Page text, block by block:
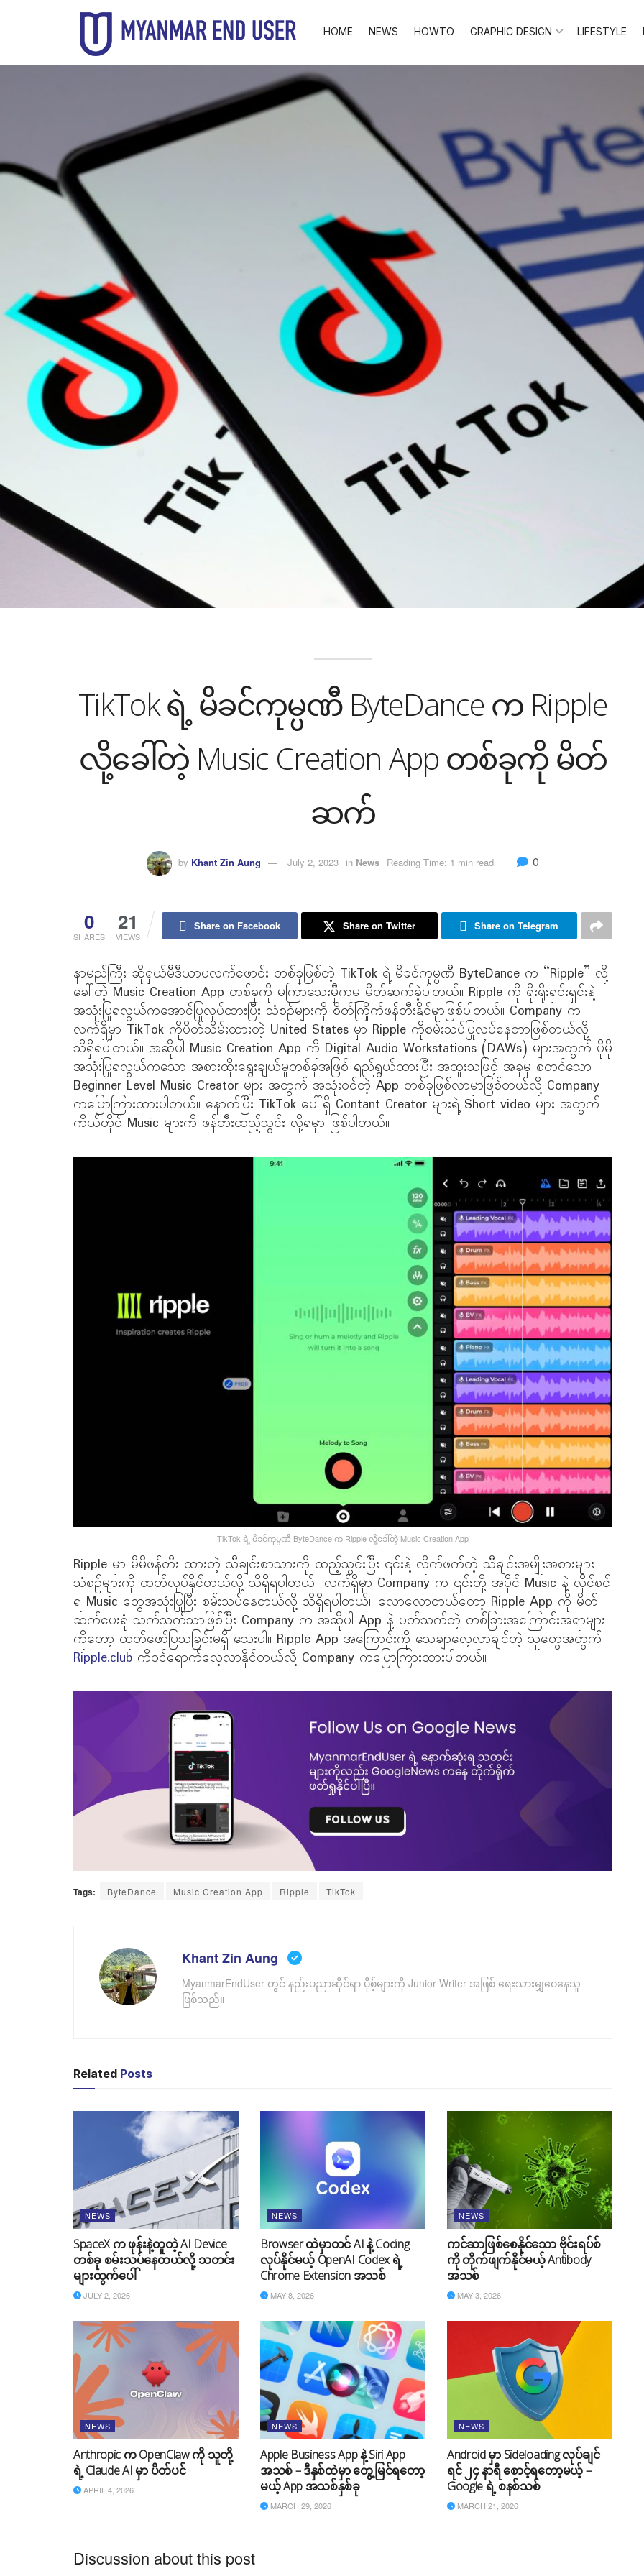
HOME NEWS HOWTO GRAPHIC DESIGN LIFESTYLE
TikTok ရဲ့ မိခင်ကုမ္ပဏီ ByteDance က Ripple
လို့ခေါ်တဲ့ Music Creation App တစ်ခုကို မိတ်
ဆက်
by Khant Zin Aung July 2, 2023 in News Reading Time: 1 min read 0
0
SHARES
21
VIEWS
Share on Facebook Share on Twitter Share on Telegram
နာမည်ကြီး ဆိုရှယ်မီဒီယာပလက်ဖောင်း တစ်ခုဖြစ်တဲ့ TikTok ရဲ့ မိခင်ကုမ္ပဏီ ByteDance က “Ripple” လို့
ခေါ်တဲ့ Music Creation App တစ်ခုကို မကြာသေးမှီကမှ မိတ်ဆက်ခဲ့ပါတယ်။ Ripple ကို ရိုးရိုးရှင်းရှင်းနဲ့
အသုံးပြုရလွယ်ကူအောင်ပြုလုပ်ထားပြီး သံစဉ်များကို စိတ်ကြိုက်ဖန်တီးနိုင်မှာဖြစ်ပါတယ်။ Company က
လက်ရှိမှာ TikTok ကိုပိတ်သိမ်းထားတဲ့ United States မှာ Ripple ကိုစမ်းသပ်ပြုလုပ်နေတာဖြစ်တယ်လို့
သိရှိရပါတယ်။ အဆိုပါ Music Creation App ကို Digital Audio Workstations (DAWs) များအတွက် ပိုမို
အသုံးပြုရလွယ်ကူသော အစားထိုးရွေးချယ်မှုတစ်ခုအဖြစ် ရည်ရွယ်ထားပြီး အထူးသဖြင့် အခုမှ စတင်သော
Beginner Level Music Creator များ အတွက် အသုံးဝင်တဲ့ App တစ်ခုဖြစ်လာမှာဖြစ်တယ်လို့ Company
ကပြောကြားထားပါတယ်။ နောက်ပြီး TikTok ပေါ်ရှိ Contant Creator များရဲ့ Short video များ အတွက်
ကိုယ်တိုင် Music များကို ဖန်တီးထည့်သွင်း လို့ရမှာ ဖြစ်ပါတယ်။
TikTok ရဲ့ မိခင်ကုမ္ပဏီ ByteDance က Ripple လို့ခေါ်တဲ့ Music Creation App
Ripple မှာ မိမိဖန်တီး ထားတဲ့ သီချင်းစာသားကို ထည့်သွင်းပြီး ၎င်းနဲ့ လိုက်ဖက်တဲ့ သီချင်းအမျိုးအစားများ
သံစဉ်များကို ထုတ်လုပ်နိုင်တယ်လို့ သိရှိရပါတယ်။ လက်ရှိမှာ Company က ၎င်းတို့ အပိုင် Music နဲ့ လိုင်စင်
ရ Music တွေအသုံးပြုပြီး စမ်းသပ်နေတယ်လို့ သိရှိရပါတယ်။ လောလောတယ်တော့ Ripple App ကို မိတ်
ဆက်ပေးရုံ သက်သက်သာဖြစ်ပြီး Company က အဆိုပါ App နဲ့ ပတ်သက်တဲ့ တစ်ခြားအကြောင်းအရာများ
ကိုတော့ ထုတ်ဖော်ပြသခြင်းမရှိ သေးပါ။ Ripple App အကြောင်းကို သေချာလေ့လာချင်တဲ့ သူတွေအတွက်
Ripple.club ကိုဝင်ရောက်လေ့လာနိုင်တယ်လို့ Company ကပြောကြားထားပါတယ်။
Tags: ByteDance Music Creation App Ripple TikTok
Khant Zin Aung
MyanmarEndUser တွင် နည်းပညာဆိုင်ရာ ပိုစ့်များကို Junior Writer အဖြစ် ရေးသားမျှဝေနေသူ
ဖြစ်သည်။
Related Posts
NEWS
SpaceX က ဖုန်းနဲ့တူတဲ့ AI Device
တစ်ခု စမ်းသပ်နေတယ်လို့ သတင်း
များထွက်ပေါ်
JULY 2, 2026
NEWS
Browser ထဲမှာတင် AI နဲ့ Coding
လုပ်နိုင်မယ့် OpenAI Codex ရဲ့
Chrome Extension အသစ်
MAY 8, 2026
NEWS
ကင်ဆာဖြစ်စေနိုင်သော ဗိုင်းရပ်စ်
ကို တိုက်ဖျက်နိုင်မယ့် Antibody
အသစ်
MAY 3, 2026
NEWS
Anthropic က OpenClaw ကို သူတို့
ရဲ့ Claude AI မှာ ပိတ်ပင်
APRIL 4, 2026
NEWS
Apple Business App နဲ့ Siri App
အသစ် – ဒီနှစ်ထဲမှာ တွေ့မြင်ရတော့
မယ့် App အသစ်နှစ်ခု
MARCH 29, 2026
NEWS
Android မှာ Sideloading လုပ်ချင်
ရင် ၂၄ နာရီ စောင့်ရတော့မယ့် –
Google ရဲ့ စနစ်သစ်
MARCH 21, 2026
Discussion about this post